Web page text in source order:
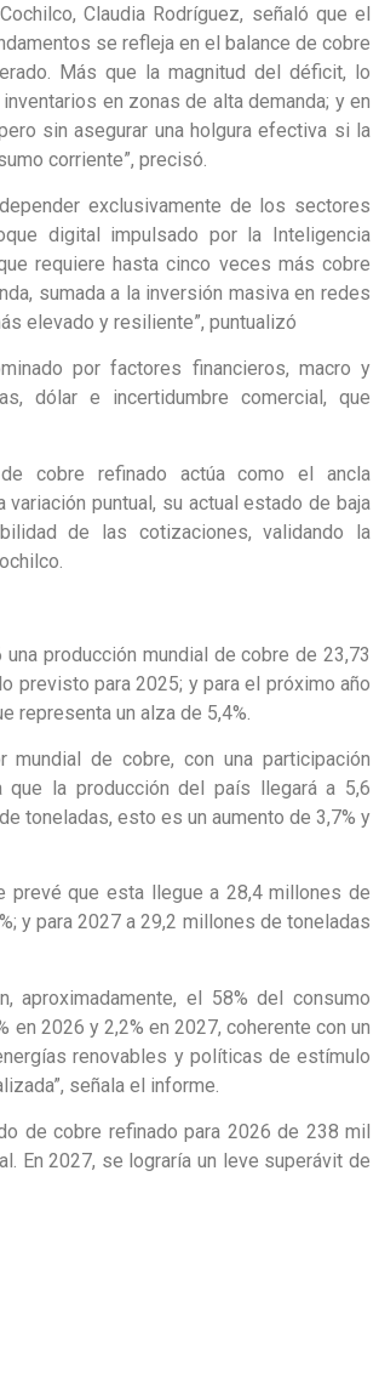
Claudia Rodríguez, señaló que el
se refleja en el balance de cobre
Más que la magnitud del déficit, lo
en zonas de alta demanda; y en
sin asegurar una holgura efectiva si la
corriente”, precisó.
exclusivamente de los sectores
digital impulsado por la Inteligencia
requiere hasta cinco veces más cobre
sumada a la inversión masiva en redes
elevado y resiliente”, puntualizó
por factores financieros, macro y
dólar e incertidumbre comercial, que
cobre refinado actúa como el ancla
puntual, su actual estado de baja
de las cotizaciones, validando la
producción mundial de cobre de 23,73
previsto para 2025; y para el próximo año
representa un alza de 5,4%.
de cobre, con una participación
la producción del país llegará a 5,6
toneladas, esto es un aumento de 3,7% y
prevé que esta llegue a 28,4 millones de
y para 2027 a 29,2 millones de toneladas
aproximadamente, el 58% del consumo
en 2026 y 2,2% en 2027, coherente con un
renovables y políticas de estímulo
señala el informe.
de cobre refinado para 2026 de 238 mil
En 2027, se lograría un leve superávit de